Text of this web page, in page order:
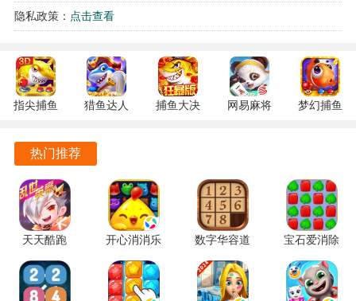
沙盒建造的自由度极高，玩家可以随心所欲地设计和建造任
何想要的设施，创造出独一无二的世界。
游戏的背景设定在灾后的地球，提供了丰富的故事情节与任
务，玩家在探索的也能感受到生存的紧迫感。
松的游戏体验，探索各种有趣的玩法。
找到属于自己的乐趣。
地球online游戏优势
丰富的冒险内容和任务设置，使得玩家永远不会感到无聊，
每一次探索都有新的发现。
隐私政策： 点击查看
指尖捕鱼
安卓版
猎鱼达人
卓版
捕鱼大决
网易麻将
梦幻捕鱼
热门推荐
天天酷跑
1.0.139.0
手机版
开心消消乐
1.159 手机
版
数字华容道
2.15 手机
版
宝石爱消除
1.0.5 手机
版